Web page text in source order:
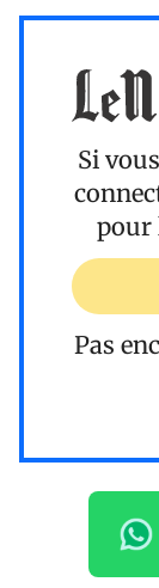
Si
pour
Pas